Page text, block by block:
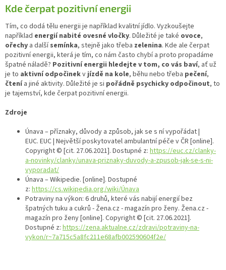
Kde čerpat pozitivní energii
Tím, co dodá tělu energii je například kvalitní jídlo. Vyzkoušejte
například energií nabité ovesné vločky. Důležité je také ovoce,
ořechy a dalšísemínka, stejně jako třeba zelenina. Kde ale čerpat
pozitivní energii, která je tím, co nám často chybí a proto propadáme
špatné náladě? Pozitivní energii hledejte v tom, co vás baví, ať už
je to aktivní odpočinekvjízdě na kole, běhu nebo třeba pečení,
čtenía jiné aktivity. Důležité je si pořádně psychicky odpočinout, to
je tajemství, kde čerpat pozitivní energii.
Zdroje
Únava – příznaky, důvody a způsob, jak se s ní vypořádat |
EUC. EUC | Největší poskytovatel ambulantní péče v ČR [online].
Copyright © [cit. 27.06.2021]. Dostupné z: https://euc.cz/clanky-
a-novinky/clanky/unava-priznaky-duvody-a-zpusob-jak-se-s-ni-
vyporadat/
Únava – Wikipedie. [online]. Dostupné
z: https://cs.wikipedia.org/wiki/Únava
Potraviny na výkon: 6 druhů, které vás nabijí energií bez
špatných tuku a cukrů - Žena.cz - magazín pro ženy. Žena.cz -
magazín pro ženy [online]. Copyright © [cit. 27.06.2021].
Dostupné z: https://zena.aktualne.cz/zdravi/potraviny-na-
vykon/r~7a715c5a8fc211e68afb002590604f2e/